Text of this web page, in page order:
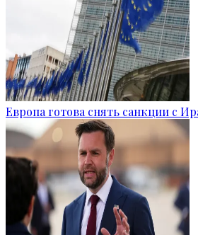
Европа готова снять санкции с